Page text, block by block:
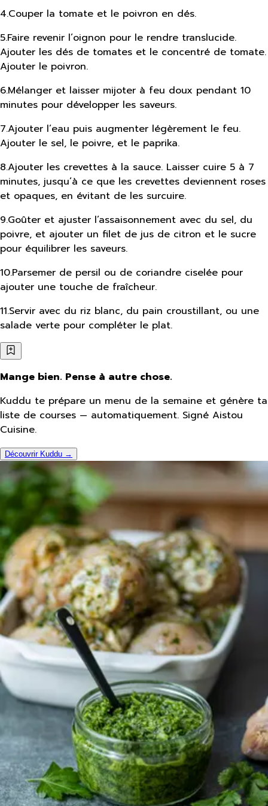
4.Couper la tomate et le poivron en dés.
5.Faire revenir l’oignon pour le rendre translucide.
Ajouter les dés de tomates et le concentré de tomate.
Ajouter le poivron.
6.Mélanger et laisser mijoter à feu doux pendant 10
minutes pour développer les saveurs.
7.Ajouter l’eau puis augmenter légèrement le feu.
Ajouter le sel, le poivre, et le paprika.
8.Ajouter les crevettes à la sauce. Laisser cuire 5 à 7
minutes, jusqu’à ce que les crevettes deviennent roses
et opaques, en évitant de les surcuire.
9.Goûter et ajuster l’assaisonnement avec du sel, du
poivre, et ajouter un filet de jus de citron et le sucre
pour équilibrer les saveurs.
10.Parsemer de persil ou de coriandre ciselée pour
ajouter une touche de fraîcheur.
11.Servir avec du riz blanc, du pain croustillant, ou une
salade verte pour compléter le plat.
Mange bien. Pense à autre chose.
Kuddu te prépare un menu de la semaine et génère ta
liste de courses — automatiquement. Signé Aistou
Cuisine.
Découvrir Kuddu →